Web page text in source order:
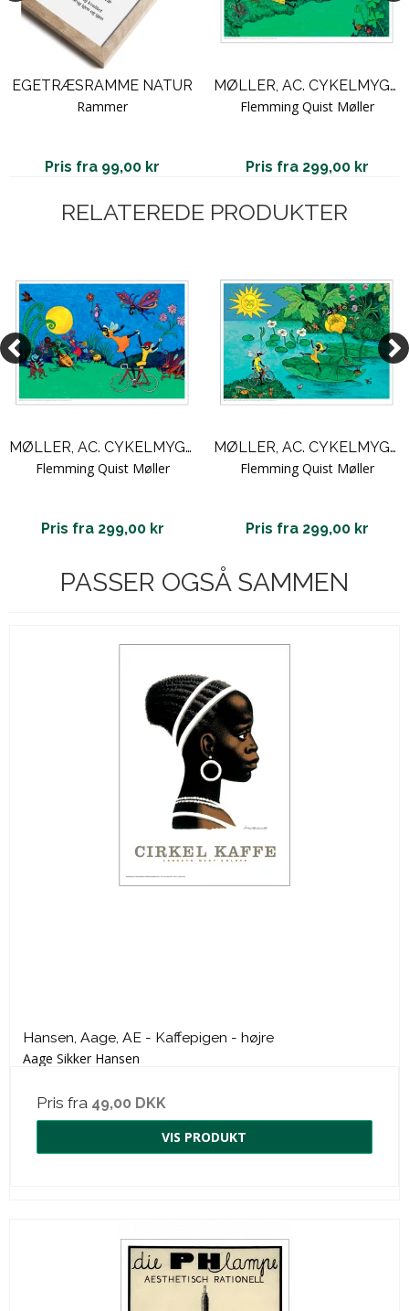
EGETRÆSRAMME NATUR
Rammer
Pris fra 99,00 kr
MØLLER, AC. CYKELMYGGEN & DANSEMYGGEN #13
Flemming Quist Møller
Pris fra 299,00 kr
RELATEREDE PRODUKTER
MØLLER, AC. CYKELMYGGEN & DANSEMYGGEN #19
Flemming Quist Møller
Pris fra 299,00 kr
MØLLER, AC. CYKELMYGGEN & DANSEMYGGEN #9
Flemming Quist Møller
Pris fra 299,00 kr
PASSER OGSÅ SAMMEN
Hansen, Aage, AE - Kaffepigen - højre
Aage Sikker Hansen
Pris fra 49,00 DKK
VIS PRODUKT